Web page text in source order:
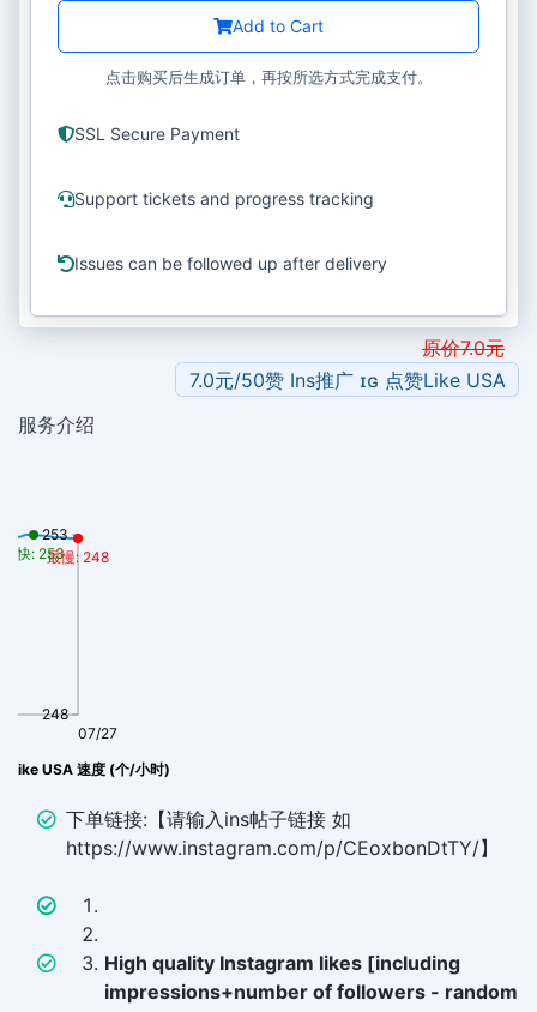
Add to Cart
点击购买后生成订单，再按所选方式完成支付。
SSL Secure Payment
Support tickets and progress tracking
Issues can be followed up after delivery
原价7.0元
7.0元/50赞 Ins推广 ɪɢ 点赞Like USA
服务介绍
Like USA 速度 (个/小时)
248
253
07/27
最慢: 248
最快: 253
下单链接:【请输入ins帖子链接 如
https://www.instagram.com/p/CEoxbonDtTY/】
High quality Instagram likes [including
impressions+number of followers - random